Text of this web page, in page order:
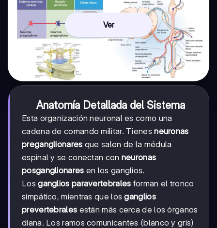
Ver
Anatomía Detallada del Sistema
Esta organización neuronal es como una
cadena de comando militar. Tienesneuronas
preganglionares que salen de la médula
espinal y se conectan con neuronas
posganglionares en los ganglios.
Losganglios paravertebrales forman el tronco
simpático, mientras que losganglios
prevertebrales están más cerca de los órganos
diana. Los ramos comunicantes (blanco y gris)